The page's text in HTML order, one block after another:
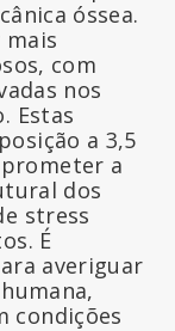
óssea.
com
nos
Estas
a 3,5
a
dos
stress
É
averiguar
condições